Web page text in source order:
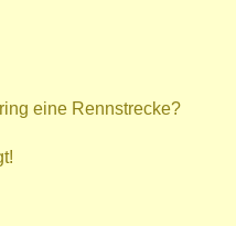
eine Rennstrecke?